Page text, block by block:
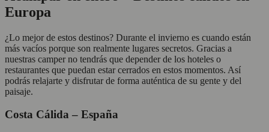
Europa
¿Lo mejor de estos destinos? Durante el invierno es cuando están
más vacíos porque son realmente lugares secretos. Gracias a
nuestras camper no tendrás que depender de los hoteles o
restaurantes que puedan estar cerrados en estos momentos. Así
podrás relajarte y disfrutar de forma auténtica de su gente y del
paisaje.
Costa Cálida – España